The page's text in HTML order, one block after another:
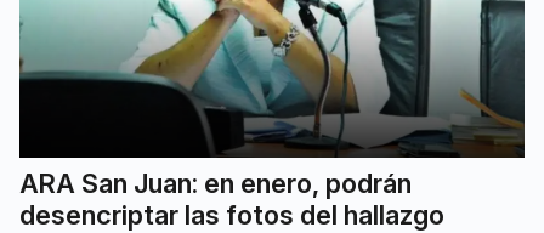
ARA San Juan: en enero, podrán
desencriptar las fotos del hallazgo